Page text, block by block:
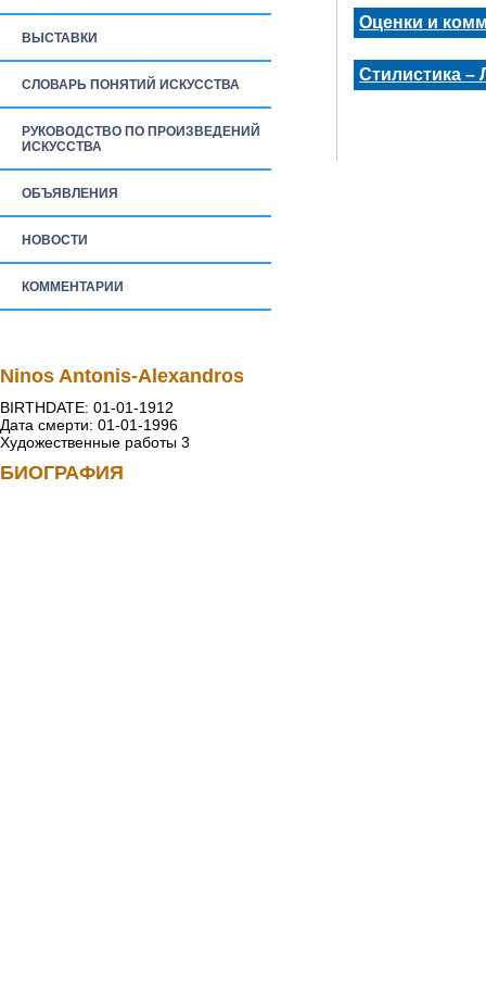
ВЫСТАВКИ
СЛОВАРЬ ПОНЯТИЙ ИСКУССТВА
РУКОВОДСТВО ПО ПРОИЗВЕДЕНИЙ
ИСКУССТВА
ОБЪЯВЛЕНИЯ
НОВОСТИ
КОММЕНТАРИИ
Оценки и
Стилистика –
Ninos Antonis-Alexandros
BIRTHDATE: 01-01-1912
Дата смерти: 01-01-1996
Художественные работы 3
БИОГРАФИЯ